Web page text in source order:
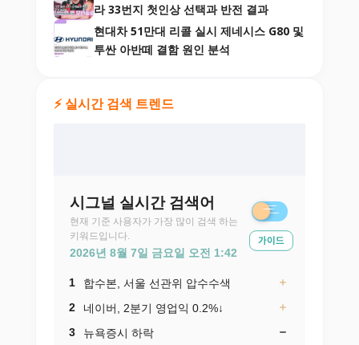
라 33번지 첫인상 선택과 반전 결과
현대차 51만대 리콜 실시 제네시스 G80 및
투싼 아반떼 결함 원인 분석
⚡ 실시간 검색 트렌드